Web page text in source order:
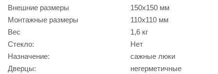
Внешние размеры
150х150 мм
Монтажные размеры
110х110 мм
Вес
1,6 кг
Стекло:
Нет
Назначение:
сажные люки
Дверцы:
негерметичные